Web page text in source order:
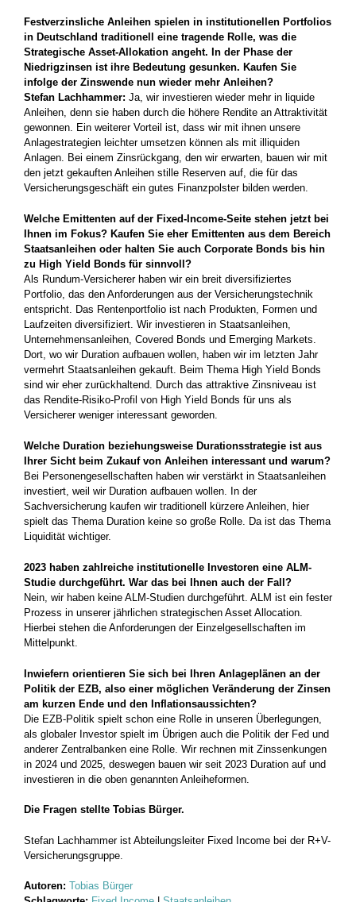
Festverzinsliche Anleihen spielen in institutionellen Portfolios
in Deutschland traditionell eine tragende Rolle, was die
Strategische Asset-Allokation angeht. In der Phase der
Niedrigzinsen ist ihre Bedeutung gesunken. Kaufen Sie
infolge der Zinswende nun wieder mehr Anleihen?
Stefan Lachhammer: Ja, wir investieren wieder mehr in liquide
Anleihen, denn sie haben durch die höhere Rendite an Attraktivität
gewonnen. Ein weiterer Vorteil ist, dass wir mit ihnen unsere
Anlagestrategien leichter umsetzen können als mit illiquiden
Anlagen. Bei einem Zinsrückgang, den wir erwarten, bauen wir mit
den jetzt gekauften Anleihen stille Reserven auf, die für das
Versicherungsgeschäft ein gutes Finanzpolster bilden werden.
Welche Emittenten auf der Fixed-Income-Seite stehen jetzt bei
Ihnen im Fokus? Kaufen Sie eher Emittenten aus dem Bereich
Staatsanleihen oder halten Sie auch Corporate Bonds bis hin
zu High Yield Bonds für sinnvoll?
Als Rundum-Versicherer haben wir ein breit diversifiziertes
Portfolio, das den Anforderungen aus der Versicherungstechnik
entspricht. Das Rentenportfolio ist nach Produkten, Formen und
Laufzeiten diversifiziert. Wir investieren in Staatsanleihen,
Unternehmensanleihen, Covered Bonds und Emerging Markets.
Dort, wo wir Duration aufbauen wollen, haben wir im letzten Jahr
vermehrt Staatsanleihen gekauft. Beim Thema High Yield Bonds
sind wir eher zurückhaltend. Durch das attraktive Zinsniveau ist
das Rendite-Risiko-Profil von High Yield Bonds für uns als
Versicherer weniger interessant geworden.
Welche Duration beziehungsweise Durationsstrategie ist aus
Ihrer Sicht beim Zukauf von Anleihen interessant und warum?
Bei Personengesellschaften haben wir verstärkt in Staatsanleihen
investiert, weil wir Duration aufbauen wollen. In der
Sachversicherung kaufen wir traditionell kürzere Anleihen, hier
spielt das Thema Duration keine so große Rolle. Da ist das Thema
Liquidität wichtiger.
2023 haben zahlreiche institutionelle Investoren eine ALM-
Studie durchgeführt. War das bei Ihnen auch der Fall?
Nein, wir haben keine ALM-Studien durchgeführt. ALM ist ein fester
Prozess in unserer jährlichen strategischen Asset Allocation.
Hierbei stehen die Anforderungen der Einzelgesellschaften im
Mittelpunkt.
Inwiefern orientieren Sie sich bei Ihren Anlageplänen an der
Politik der EZB, also einer möglichen Veränderung der Zinsen
am kurzen Ende und den Inflationsaussichten?
Die EZB-Politik spielt schon eine Rolle in unseren Überlegungen,
als globaler Investor spielt im Übrigen auch die Politik der Fed und
anderer Zentralbanken eine Rolle. Wir rechnen mit Zinssenkungen
in 2024 und 2025, deswegen bauen wir seit 2023 Duration auf und
investieren in die oben genannten Anleiheformen.
Die Fragen stellte Tobias Bürger.
Stefan Lachhammer ist Abteilungsleiter Fixed Income bei der R+V-
Versicherungsgruppe.
Autoren: Tobias Bürger